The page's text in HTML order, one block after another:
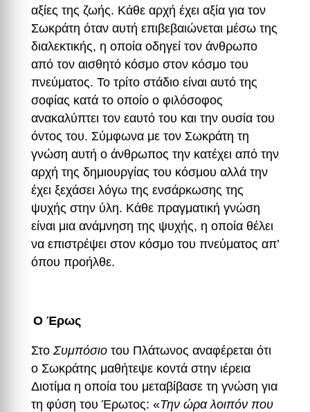
αξίες της ζωής. Κάθε αρχή έχει αξία για τον
Σωκράτη όταν αυτή επιβεβαιώνεται μέσω της
διαλεκτικής, η οποία οδηγεί τον άνθρωπο
από τον αισθητό κόσμο στον κόσμο του
πνεύματος. Το τρίτο στάδιο είναι αυτό της
σοφίας κατά το οποίο ο φιλόσοφος
ανακαλύπτει τον εαυτό του και την ουσία του
όντος του. Σύμφωνα με τον Σωκράτη τη
γνώση αυτή ο άνθρωπος την κατέχει από την
αρχή της δημιουργίας του κόσμου αλλά την
έχει ξεχάσει λόγω της ενσάρκωσης της
ψυχής στην ύλη. Κάθε πραγματική γνώση
είναι μια ανάμνηση της ψυχής, η οποία θέλει
να επιστρέψει στον κόσμο του πνεύματος απ’
όπου προήλθε.
Ο Έρως
Στο Συμπόσιοτου Πλάτωνος αναφέρεται ότι
ο Σωκράτης μαθήτεψε κοντά στην ιέρεια
Διοτίμα η οποία του μεταβίβασε τη γνώση για
τη φύση του Έρωτος: «Την ώρα λοιπόν που